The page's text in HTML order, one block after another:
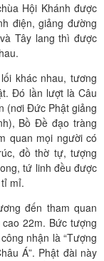
Hội Khánh được
điện, giảng đường
Tây lang thì được
khác nhau, tương
Đó lần lượt là Câu
(nơi Đức Phật giảng
Bồ Đề đạo tràng
quan mọi người có
đồ thờ tự, tượng
tứ linh đều được
mỉ.
đến tham quan
22m. Bức tượng
nhận là “Tượng
Á”. Phật đài này